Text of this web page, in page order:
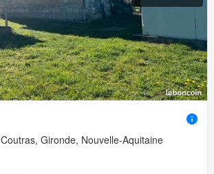
Gironde, Nouvelle-Aquitaine